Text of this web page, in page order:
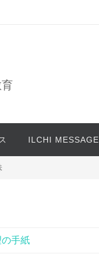
ILCHI MESSAGE
の手紙